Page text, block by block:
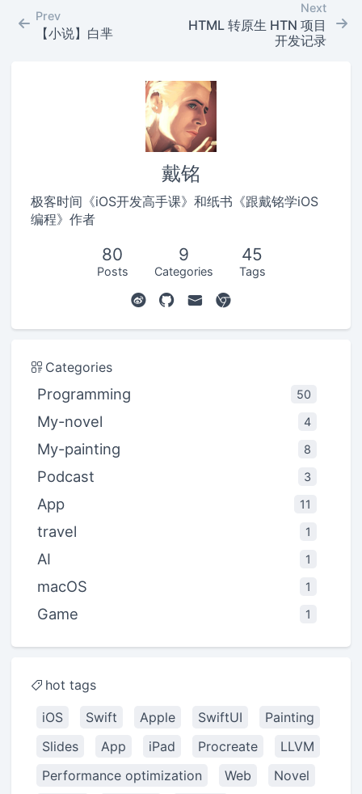
Prev
【小说】白芈
Next
HTML 转原生 HTN 项目
开发记录
戴铭
极客时间《iOS开发高手课》和纸书《跟戴铭学iOS
编程》作者
80
Posts
9
Categories
45
Tags
Categories
Programming 50
My-novel 4
My-painting 8
Podcast 3
App 11
travel 1
AI 1
macOS 1
Game 1
hot tags
iOS
Swift Apple SwiftUI
Painting
Slides
App iPad Procreate
LLVM
Performance optimization
Web Novel